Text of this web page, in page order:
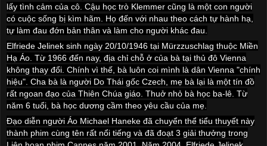
lấy tình cảm của cô. Cậu học trò Klemmer cũng là một con người
có cuộc sống bị kìm hãm. Họ đến với nhau theo cách tự hành hạ,
tự làm đau đớn bản thân và làm cho người khác đau.
Elfriede Jelinek sinh ngày 20/10/1946 tại Mürzzuschlag thuộc Miền
Hạ Áo. Từ 1966 đến nay, địa chỉ chỗ ở của bà tại thủ đô Vienna
không thay đổi. Chính vì thế, bà luôn coi mình là dân Vienna "chính
hiệu". Cha bà là người Do Thái gốc Czech, mẹ bà lại là một tín đồ
rất ngoan đạo của Thiên Chúa giáo. Thuở nhỏ bà học ba-lê. Từ
năm 6 tuổi, bà học dương cầm theo yêu cầu của mẹ.
Đạo diễn người Áo Michael Haneke đã chuyển thể tiểu thuyết này
thành phim cùng tên rất nổi tiếng và đã đoạt 3 giải thưởng trong